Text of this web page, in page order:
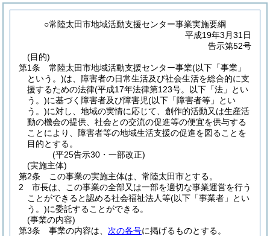
○常陸太田市地域活動支援センター事業実施要綱
平成19年3月31日
告示第52号
(目的)
第1条
常陸太田市地域活動支援センター事業(以下「事業」
という。)は、障害者の日常生活及び社会生活を総合的に支
援するための法律(平成17年法律第123号。以下「法」とい
う。)に基づく障害者及び障害児(以下「障害者等」とい
う。)に対し、地域の実情に応じて、創作的活動又は生産活
動の機会の提供、社会との交流の促進等の便宜を供与する
ことにより、障害者等の地域生活支援の促進を図ることを
目的とする。
(平25告示30・一部改正)
(実施主体)
第2条
この事業の実施主体は、常陸太田市とする。
2
市長は、この事業の全部又は一部を適切な事業運営を行う
ことができると認める社会福祉法人等(以下「事業者」とい
う。)に委託することができる。
(事業の内容)
第3条
事業の内容は、 次の各号に掲げるものとする。